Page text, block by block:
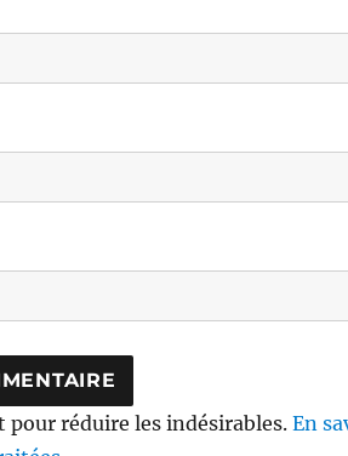
pour réduire les indésirables.En